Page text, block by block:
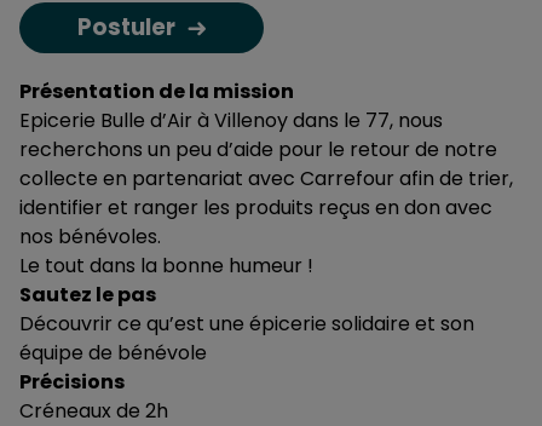
Postuler
Présentation de la mission
Epicerie Bulle d’Air à Villenoy dans le 77, nous
recherchons un peu d’aide pour le retour de notre
collecte en partenariat avec Carrefour afin de trier,
identifier et ranger les produits reçus en don avec
nos bénévoles.
Le tout dans la bonne humeur !
Sautez le pas
Découvrir ce qu’est une épicerie solidaire et son
équipe de bénévole
Précisions
Créneaux de 2h